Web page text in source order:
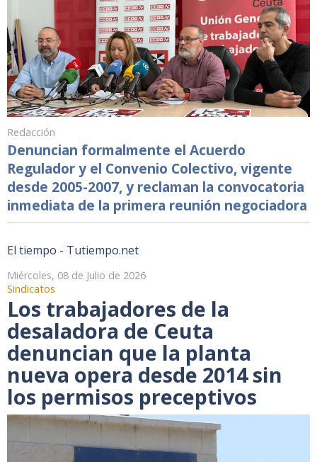
Redacción
Denuncian formalmente el Acuerdo
Regulador y el Convenio Colectivo, vigente
desde 2005-2007, y reclaman la convocatoria
inmediata de la primera reunión negociadora
El tiempo - Tutiempo.net
Miércoles, 08 de Julio de 2026
Sindicatos
Los trabajadores de la
desaladora de Ceuta
denuncian que la planta
nueva opera desde 2014 sin
los permisos preceptivos